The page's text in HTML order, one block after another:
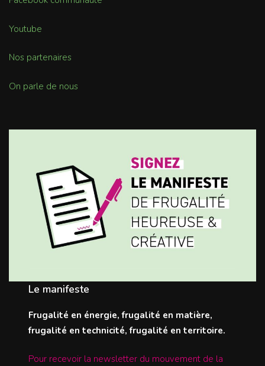
Youtube
Nos partenaires
On parle de nous
Le manifeste
Frugalité en énergie, frugalité en matière,
frugalité en technicité, frugalité en territoire.
Pour recevoir la newsletter du mouvement de la